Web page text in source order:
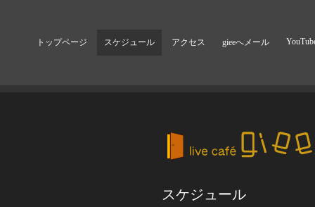
トップページ スケジュール アクセス gieeへメール
スケジュール